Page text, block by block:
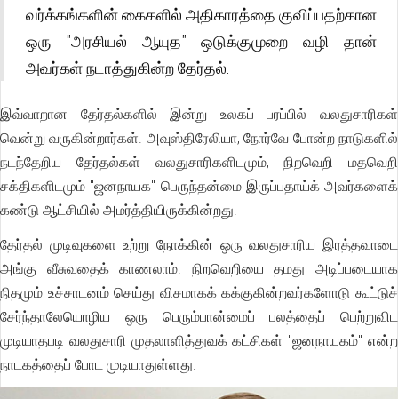
வர்க்கங்களின் கைகளில் அதிகாரத்தை குவிப்பதற்கான
ஒரு "அரசியல் ஆயுத" ஒடுக்குமுறை வழி தான்
அவர்கள் நடாத்துகின்ற தேர்தல்.
இவ்வாறான தேர்தல்களில் இன்று உலகப் பரப்பில் வலதுசாரிகள்
வென்று வருகின்றார்கள். அவுஸ்திரேலியா, நோர்வே போன்ற நாடுகளில்
நடந்தேறிய தேர்தல்கள் வலதுசாரிகளிடமும், நிறவெறி மதவெறி
சக்திகளிடமும் "ஜனநாயக" பெருந்தன்மை இருப்பதாய்க் அவர்களைக்
கண்டு ஆட்சியில் அமர்த்தியிருக்கின்றது.
தேர்தல் முடிவுகளை உற்று நோக்கின் ஒரு வலதுசாரிய இரத்தவாடை
அங்கு வீசுவதைக் காணலாம். நிறவெறியை தமது அடிப்படையாக
நிதமும் உச்சாடனம் செய்து விசமாகக் கக்குகின்றவர்களோடு கூட்டுச்
சேர்ந்தாலேயொழிய ஒரு பெரும்பான்மைப் பலத்தைப் பெற்றுவிட
முடியாதபடி வலதுசாரி முதலாளித்துவக் கட்சிகள் "ஜனநாயகம்" என்ற
நாடகத்தைப் போட முடியாதுள்ளது.